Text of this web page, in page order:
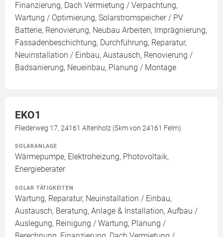
Finanzierung, Dach Vermietung / Verpachtung,
Wartung / Optimierung, Solarstromspeicher / PV
Batterie, Renovierung, Neubau Arbeiten, Imprägnierung,
Fassadenbeschichtung, Durchführung, Reparatur,
Neuinstallation / Einbau, Austausch, Renovierung /
Badsanierung, Neueinbau, Planung / Montage
EKO1
Fliederweg 17, 24161 Altenholz (5km von 24161 Felm)
SOLARANLAGE
Wärmepumpe, Elektroheizung, Photovoltaik,
Energieberater
SOLAR TÄTIGKEITEN
Wartung, Reparatur, Neuinstallation / Einbau,
Austausch, Beratung, Anlage & Installation, Aufbau /
Auslegung, Reinigung / Wartung, Planung /